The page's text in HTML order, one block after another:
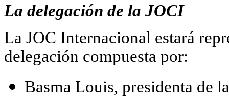
La delegación de la JOCI
La JOC Internacional estará
delegación compuesta por:
Basma Louis, presidenta de